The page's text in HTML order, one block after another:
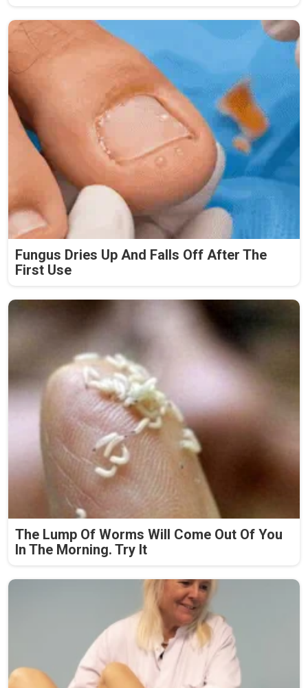
Fungus Dries Up And Falls Off After The
First Use
The Lump Of Worms Will Come Out Of You
In The Morning. Try It